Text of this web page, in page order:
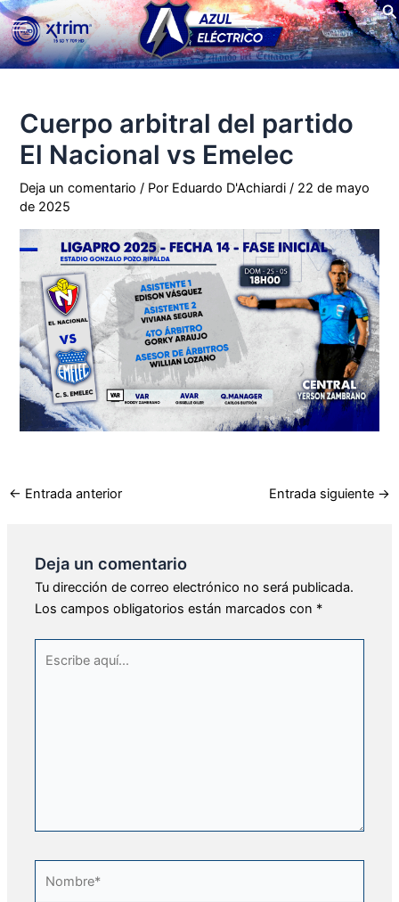
Ir
al
contenido
Main
Menu
Cuerpo arbitral del partido
El Nacional vs Emelec
Deja un comentario / Por Eduardo D'Achiardi/ 22 de mayo
de 2025
← Entrada anterior Entrada siguiente →
Deja un comentario
Tu dirección de correo electrónico no será publicada.
Los campos obligatorios están marcados con *
aquí...